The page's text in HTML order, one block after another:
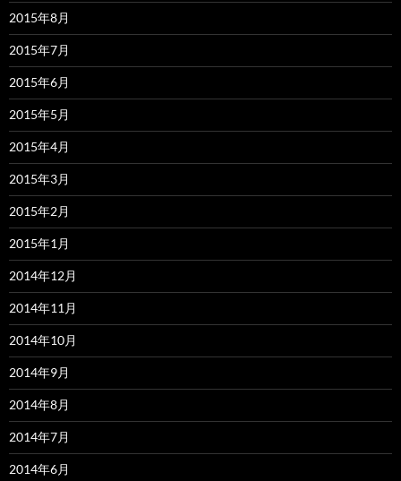
2015年8月
2015年7月
2015年6月
2015年5月
2015年4月
2015年3月
2015年2月
2015年1月
2014年12月
2014年11月
2014年10月
2014年9月
2014年8月
2014年7月
2014年6月